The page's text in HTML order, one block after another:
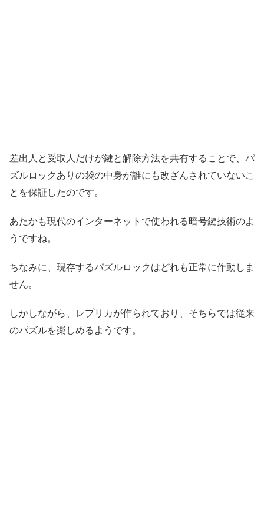
差出人と受取人だけが鍵と解除方法を共有することで、パ
ズルロックありの袋の中身が誰にも改ざんされていないこ
とを保証したのです。
あたかも現代のインターネットで使われる暗号鍵技術のよ
うですね。
ちなみに、現存するパズルロックはどれも正常に作動しま
せん。
しかしながら、レプリカが作られており、そちらでは従来
のパズルを楽しめるようです。